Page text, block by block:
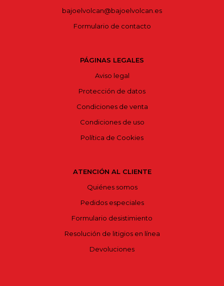
bajoelvolcan@bajoelvolcan.es
Formulario de contacto
PÁGINAS LEGALES
Aviso legal
Protección de datos
Condiciones de venta
Condiciones de uso
Política de Cookies
ATENCIÓN AL CLIENTE
Quiénes somos
Pedidos especiales
Formulario desistimiento
Resolución de litigios en línea
Devoluciones